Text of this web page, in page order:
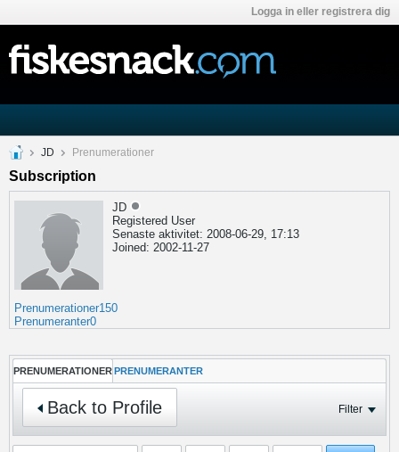
Logga in eller registrera dig
JD Prenumerationer
Subscription
JD
Registered User
Senaste aktivitet: 2008-06-29, 17:13
Joined: 2002-11-27
Prenumerationer150
Prenumeranter0
PRENUMERATIONER PRENUMERANTER
Back to Profile Filter